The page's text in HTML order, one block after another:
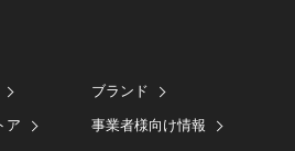
ア
ブランド
事業者様向け情報